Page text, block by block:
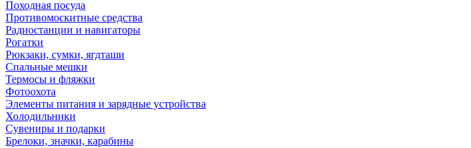
Походная посуда
Противомоскитные средства
Радиостанции и навигаторы
Рогатки
Рюкзаки, сумки, ягдташи
Спальные мешки
Термосы и фляжки
Фотоохота
Элементы питания и зарядные устройства
Холодильники
Сувениры и подарки
Брелоки, значки, карабины